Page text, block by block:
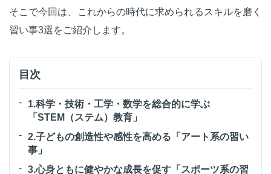
そこで今回は、これからの時代に求められるスキルを磨く
習い事3選をご紹介します。
目次
1.科学・技術・工学・数学を総合的に学ぶ
「STEM（ステム）教育」
2.子どもの創造性や感性を高める「アート系の習い
事」
3.心身ともに健やかな成長を促す「スポーツ系の習